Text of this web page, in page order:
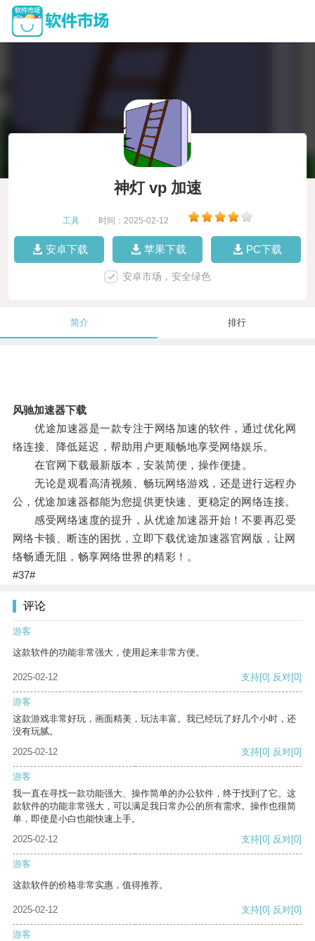
神灯 vp 加速
工具 时间：2025-02-12
安卓下载 苹果下载 PC下载
安卓市场，安全绿色
简介 排行
风驰加速器下载
优途加速器是一款专注于网络加速的软件，通过优化网
络连接、降低延迟，帮助用户更顺畅地享受网络娱乐。
在官网下载最新版本，安装简便，操作便捷。
无论是观看高清视频、畅玩网络游戏，还是进行远程办
公，优途加速器都能为您提供更快速、更稳定的网络连接。
感受网络速度的提升，从优途加速器开始！不要再忍受
网络卡顿、断连的困扰，立即下载优途加速器官网版，让网
络畅通无阻，畅享网络世界的精彩！。
#37#
评论
游客
这款软件的功能非常强大，使用起来非常方便。
2025-02-12 支持[0] 反对[0]
游客
这款游戏非常好玩，画面精美，玩法丰富。我已经玩了好几个小时，还
没有玩腻。
2025-02-12
支持[0] 反对[0]
游客
我一直在寻找一款功能强大、操作简单的办公软件，终于找到了它。这
款软件的功能非常强大，可以满足我日常办公的所有需求。操作也很简
单，即使是小白也能快速上手。
2025-02-12
支持[0] 反对[0]
游客
这款软件的价格非常实惠，值得推荐。
2025-02-12 支持[0] 反对[0]
游客